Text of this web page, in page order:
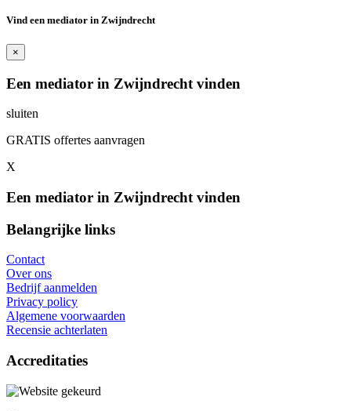
Vind een mediator in Zwijndrecht
×
Een mediator in Zwijndrecht vinden
sluiten
GRATIS offertes aanvragen
X
Een mediator in Zwijndrecht vinden
Belangrijke links
Contact
Over ons
Bedrijf aanmelden
Privacy policy
Algemene voorwaarden
Recensie achterlaten
Accreditaties